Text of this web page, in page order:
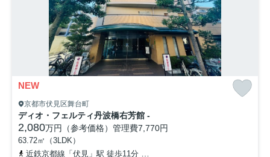
NEW
京都市伏見区舞台町
ディオ・フェルティ丹波橋右芳館 -
2,080万円（参考価格） 管理費7,770円
63.72㎡（3LDK）
近鉄京都線「伏見」駅 徒歩11分